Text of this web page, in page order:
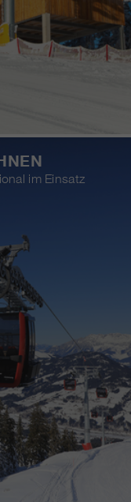
im Einsatz